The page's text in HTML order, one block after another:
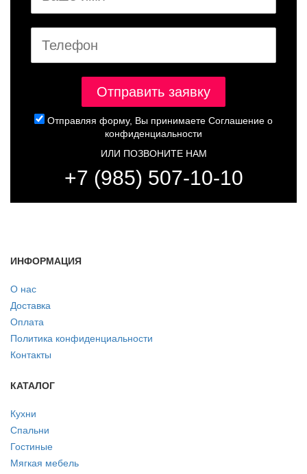
Отправляя форму, Вы принимаете Соглашение о
конфиденциальности
ИЛИ ПОЗВОНИТЕ НАМ
+7 (985) 507-10-10
ИНФОРМАЦИЯ
О нас
Доставка
Оплата
Политика конфиденциальности
Контакты
КАТАЛОГ
Кухни
Спальни
Гостиные
Мягкая мебель